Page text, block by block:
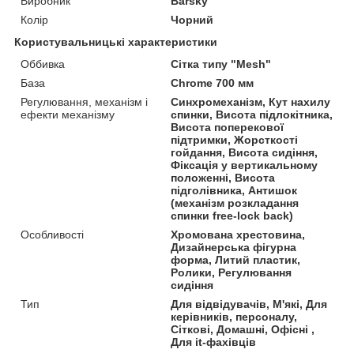
Колір
Чорний
Користувальницькі характеристики
Оббивка
Сітка типу "Mesh"
База
Chrome 700 мм
Регулювання, механізм і
ефекти механізму
Синхромеханізм, Кут нахилу
спинки, Висота підлокітника,
Висота поперекової
підтримки, Жорсткості
гойдання, Висота сидіння,
Фіксація у вертикальному
положенні, Висота
підголівника, Антишок
(механізм розкладання
спинки free-lock back)
Особливості
Хромована хрестовина,
Дизайнерська фігурна
форма, Литий пластик,
Ролики, Регулювання
сидіння
Тип
Для відвідувачів, М'які, Для
керівників, персоналу,
Сіткові, Домашні, Офісні ,
Для it-фахівців